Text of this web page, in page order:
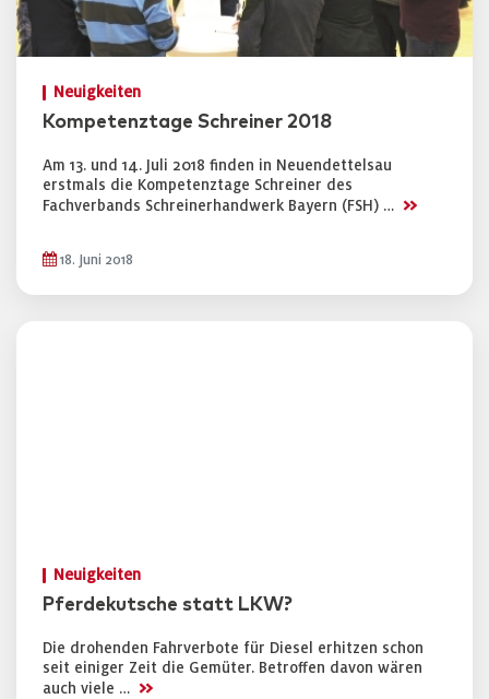
Neuigkeiten
Kompetenztage Schreiner 2018
Am 13. und 14. Juli 2018 finden in Neuendettelsau
erstmals die Kompetenztage Schreiner des
Fachverbands Schreinerhandwerk Bayern (FSH) … >>
18. Juni 2018
Neuigkeiten
Pferdekutsche statt LKW?
Die drohenden Fahrverbote für Diesel erhitzen schon
seit einiger Zeit die Gemüter. Betroffen davon wären
auch viele … >>